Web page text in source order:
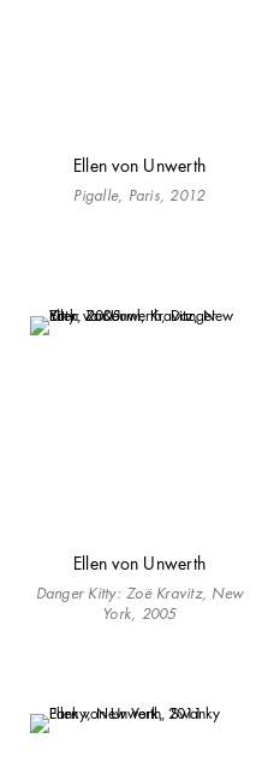
Ellen von Unwerth
Pigalle, Paris, 2012
Ellen von Unwerth
Danger Kitty: Zoë Kravitz, New
York, 2005